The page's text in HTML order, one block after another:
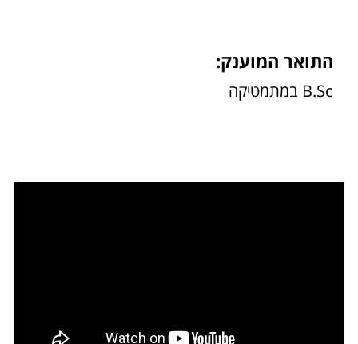
התואר המוענק:
B.Sc במתמטיקה